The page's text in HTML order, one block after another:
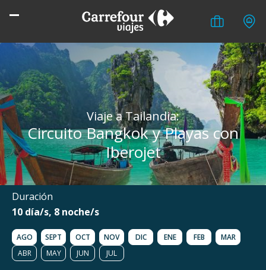
Viaje a Tailandia:
Circuito Bangkok y Playas con
Iberojet
Duración
10 día/s, 8 noche/s
AGO SEPT OCT NOV DIC ENE FEB
MAR
ABR
MAY JUN JUL